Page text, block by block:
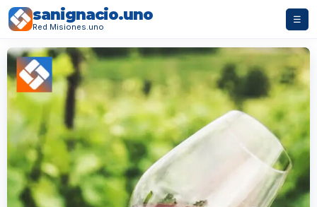
sanignacio.uno
Red Misiones.uno
☰